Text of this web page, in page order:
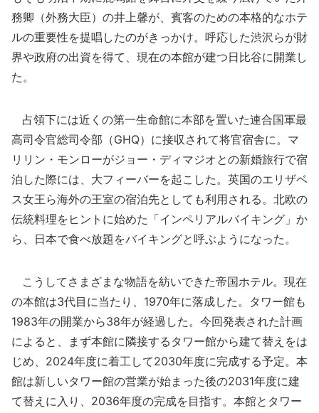
務卿（外務大臣）の井上馨が、賓客のための本格的なホテ
ルの重要性を提唱したのがきっかけ。呼応した渋沢らが財
界や政府の出資を得て、現在の本館が建つ日比谷に開業し
た。
占領下には近くの第一生命館に本部を置いた連合国軍最
高司令官総司令部（GHQ）に接収されて将官宿舎に。マ
リリン・モンローがジョー・ディマジオとの新婚旅行で宿
泊した際には、大フィーバーを起こした。英国のエリザベ
ス女王ら海外の王室の宿泊先としても利用される。北欧の
伝統料理をヒントに始めた「インペリアルバイキング」か
ら、日本で食べ放題をバイキングと呼ぶようになった。
こうしてさまざまな物語を紡いできた帝国ホテル。現在
の本館は3代目に当たり、1970年に落成した。タワー館も
1983年の開業から38年が経過した。今回発表された計画
によると、まず本館に隣接するタワー館から建て替えをは
じめ、2024年度に着工して2030年度に完成する予定。本
館は新しいタワー館の営業が始まった後の2031年度に建
て替えに入り、2036年度の完成を目指す。本館とタワー